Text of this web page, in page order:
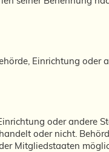
Einrichtung oder
oder andere
oder nicht.
Mitgliedstaaten